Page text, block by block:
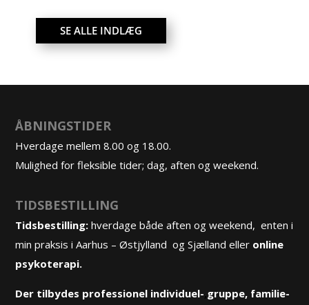
SE ALLE INDLÆG
ÅBNINGSTIDER
Hverdage mellem 8.00 og 18.00.
Mulighed for fleksible tider; dag, aften og weekend.
TIDSBESTILLING
Tidsbestilling: hverdage både aften og weekend, enten i
min praksis i Aarhus – Østjylland og Sjælland eller online
psykoterapi.
Der tilbydes professionel individuel- gruppe, familie-